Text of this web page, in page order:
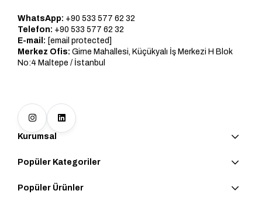
WhatsApp: +90 533 577 62 32
Telefon: +90 533 577 62 32
E-mail: [email protected]
Merkez Ofis: Girne Mahallesi, Küçükyalı İş Merkezi H Blok
No:4 Maltepe / İstanbul
Kurumsal
Popüler Kategoriler
Popüler Ürünler